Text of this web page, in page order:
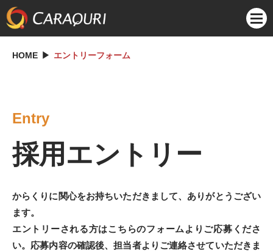
HOME エントリーフォーム
Entry
採用エントリー
からくりに関心をお持ちいただきまして、ありがとうござい
ます。
エントリーされる方はこちらのフォームよりご応募くださ
い。応募内容の確認後、担当者よりご連絡させていただきま